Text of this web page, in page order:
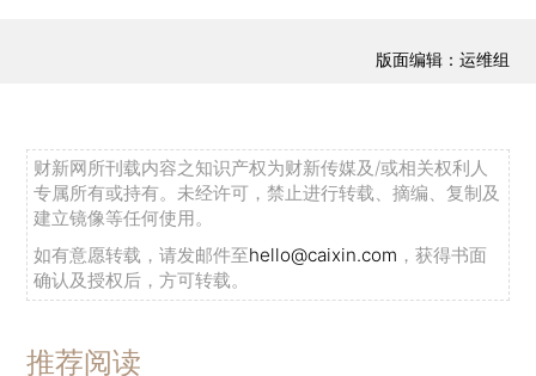
版面编辑：运维组
财新网所刊载内容之知识产权为财新传媒及/或相关权利人
专属所有或持有。未经许可，禁止进行转载、摘编、复制及
建立镜像等任何使用。
如有意愿转载，请发邮件至hello@caixin.com ，获得书面
确认及授权后，方可转载。
推荐阅读